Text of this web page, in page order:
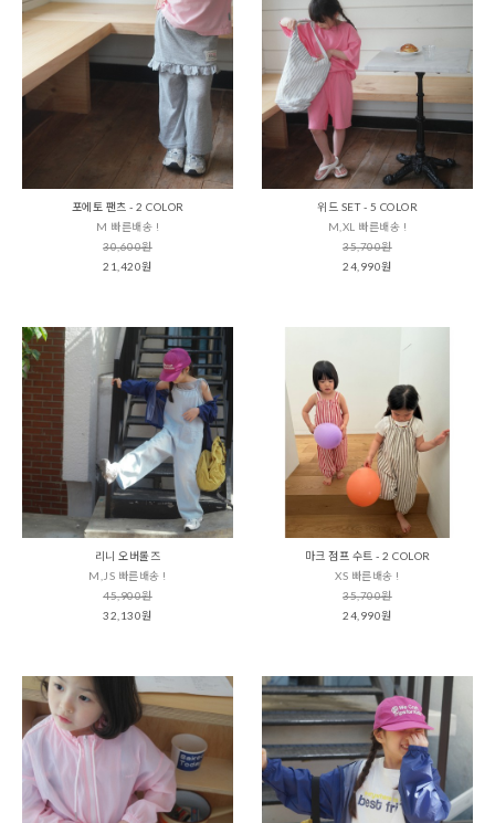
포에토 팬츠 - 2 COLOR
M 빠른배송 !
30,600원
21,420원
위드 SET - 5 COLOR
M,XL 빠른배송 !
35,700원
24,990원
리니 오버롤즈
M,JS 빠른배송 !
45,900원
32,130원
마크 점프 수트 - 2 COLOR
XS 빠른배송 !
35,700원
24,990원